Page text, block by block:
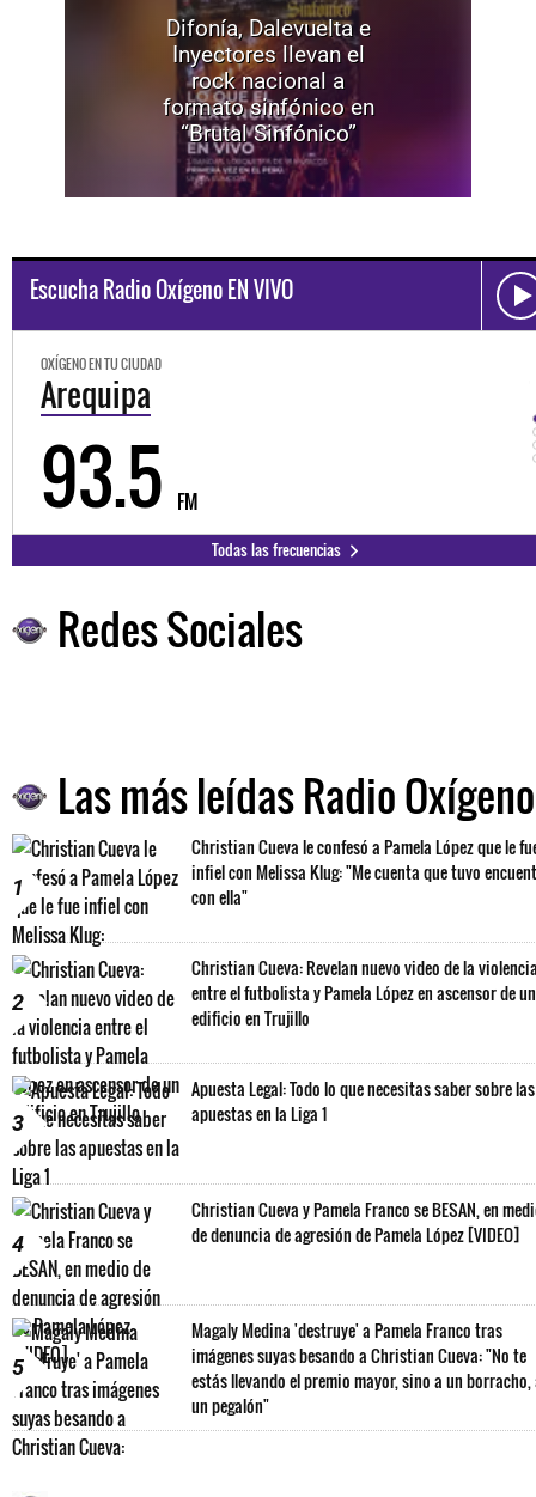
Difonía, Dalevuelta e
Inyectores llevan el
rock nacional a
formato sinfónico en
“Brutal Sinfónico”
Escucha Radio Oxígeno EN VIVO
OXÍGENO EN TU CIUDAD
Trujillo
98.3 FM
Todas las frecuencias
Redes Sociales
Las más leídas Radio Oxígeno
1
Christian Cueva le confesó a Pamela López que le
infiel con Melissa Klug: "Me cuenta que tuvo
con ella"
2
Christian Cueva: Revelan nuevo video de la
entre el futbolista y Pamela López en ascensor de un
edificio en Trujillo
3
Apuesta Legal: Todo lo que necesitas saber sobre las
apuestas en la Liga 1
4
Christian Cueva y Pamela Franco se BESAN, en
de denuncia de agresión de Pamela López [VIDEO]
5
Magaly Medina 'destruye' a Pamela Franco tras
imágenes suyas besando a Christian Cueva: "No te
estás llevando el premio mayor, sino a un borracho,
un pegalón"